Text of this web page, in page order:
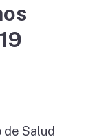
de Salud